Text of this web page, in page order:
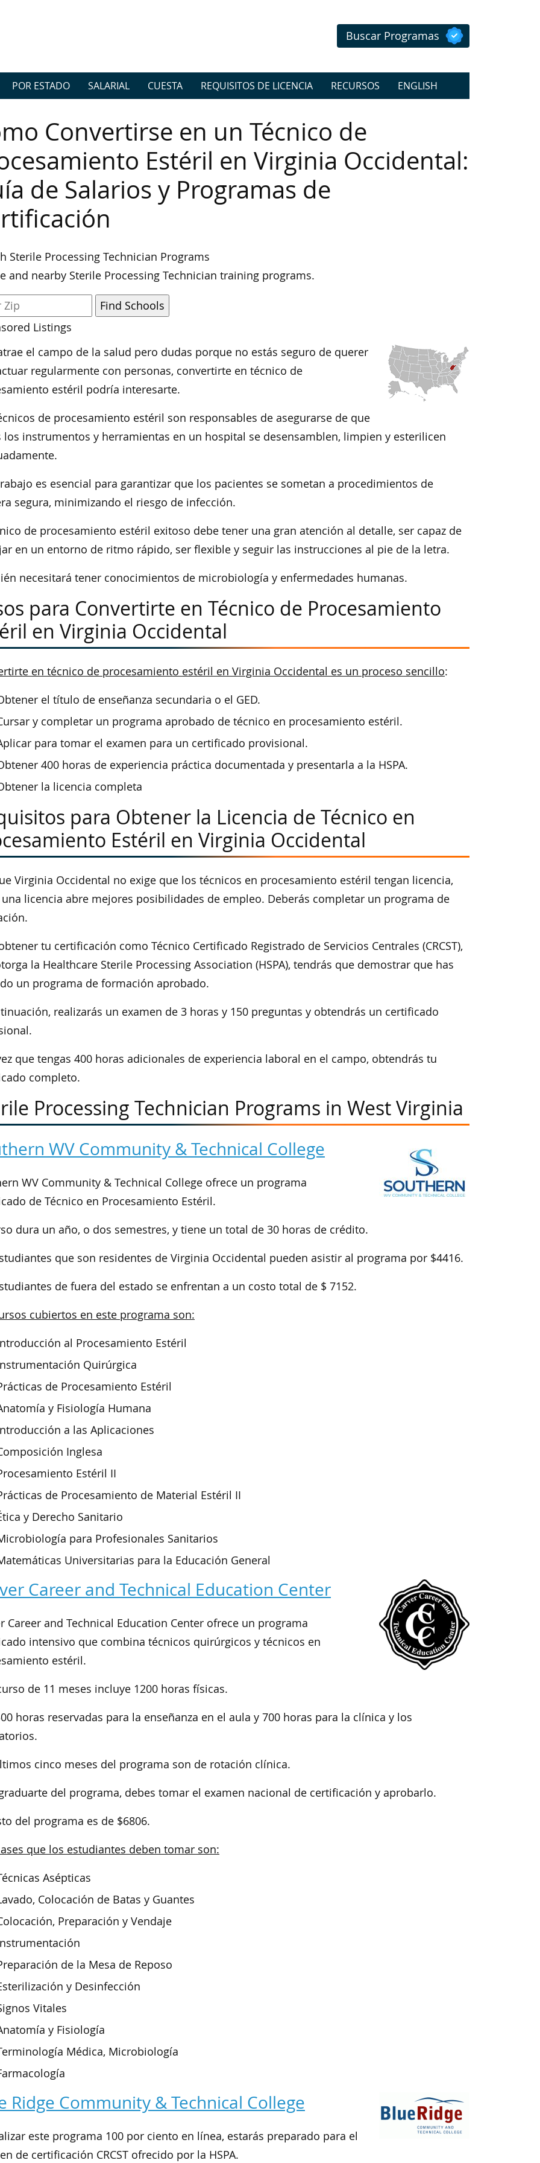
Buscar Programas
POR ESTADO SALARIAL CUESTA REQUISITOS DE LICENCIA RECURSOS ENGLISH
Convertirse en un Técnico de
Estéril en Virginia Occidental:
de Salarios y Programas de
Sterile Processing Technician Programs
and nearby Sterile Processing Technician training programs.
Listings
el campo de la salud pero dudas porque no estás seguro de querer
regularmente con personas, convertirte en técnico de
estéril podría interesarte.
de procesamiento estéril son responsables de asegurarse de que
los instrumentos y herramientas en un hospital se desensamblen, limpien y esterilicen
es esencial para garantizar que los pacientes se sometan a procedimientos de
segura, minimizando el riesgo de infección.
de procesamiento estéril exitoso debe tener una gran atención al detalle, ser capaz de
en un entorno de ritmo rápido, ser flexible y seguir las instrucciones al pie de la letra.
necesitará tener conocimientos de microbiología y enfermedades humanas.
para Convertirte en Técnico de Procesamiento
en Virginia Occidental
en técnico de procesamiento estéril en Virginia Occidental es un proceso sencillo:
el título de enseñanza secundaria o el GED.
y completar un programa aprobado de técnico en procesamiento estéril.
para tomar el examen para un certificado provisional.
400 horas de experiencia práctica documentada y presentarla a la HSPA.
la licencia completa
para Obtener la Licencia de Técnico en
Estéril en Virginia Occidental
Virginia Occidental no exige que los técnicos en procesamiento estéril tengan licencia,
licencia abre mejores posibilidades de empleo. Deberás completar un programa de
tu certificación como Técnico Certificado Registrado de Servicios Centrales (CRCST),
la Healthcare Sterile Processing Association (HSPA), tendrás que demostrar que has
un programa de formación aprobado.
realizarás un examen de 3 horas y 150 preguntas y obtendrás un certificado
que tengas 400 horas adicionales de experiencia laboral en el campo, obtendrás tu
completo.
Processing Technician Programs in West Virginia
WV Community & Technical College
WV Community & Technical College ofrece un programa
de Técnico en Procesamiento Estéril.
dura un año, o dos semestres, y tiene un total de 30 horas de crédito.
que son residentes de Virginia Occidental pueden asistir al programa por $4416.
de fuera del estado se enfrentan a un costo total de $ 7152.
cubiertos en este programa son:
al Procesamiento Estéril
Quirúrgica
de Procesamiento Estéril
y Fisiología Humana
a las Aplicaciones
Inglesa
Estéril II
de Procesamiento de Material Estéril II
y Derecho Sanitario
para Profesionales Sanitarios
Universitarias para la Educación General
Career and Technical Education Center
Career and Technical Education Center ofrece un programa
intensivo que combina técnicos quirúrgicos y técnicos en
estéril.
de 11 meses incluye 1200 horas físicas.
horas reservadas para la enseñanza en el aula y 700 horas para la clínica y los
cinco meses del programa son de rotación clínica.
del programa, debes tomar el examen nacional de certificación y aprobarlo.
del programa es de $6806.
que los estudiantes deben tomar son:
Asépticas
Colocación de Batas y Guantes
Preparación y Vendaje
de la Mesa de Reposo
y Desinfección
Vitales
y Fisiología
Médica, Microbiología
Ridge Community & Technical College
este programa 100 por ciento en línea, estarás preparado para el
de certificación CRCST ofrecido por la HSPA.